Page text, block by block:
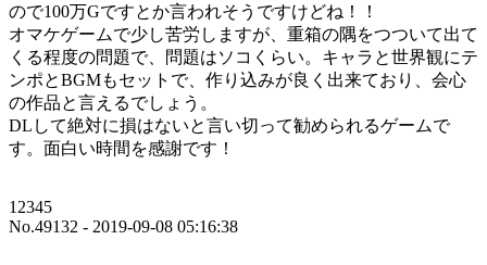
ので100万Gですとか言われそうですけどね！！
オマケゲームで少し苦労しますが、重箱の隅をつついて出て
くる程度の問題で、問題はソコくらい。キャラと世界観にテ
ンポとBGMもセットで、作り込みが良く出来ており、会心
の作品と言えるでしょう。
DLして絶対に損はないと言い切って勧められるゲームで
す。面白い時間を感謝です！
12345
No.49132 - 2019-09-08 05:16:38